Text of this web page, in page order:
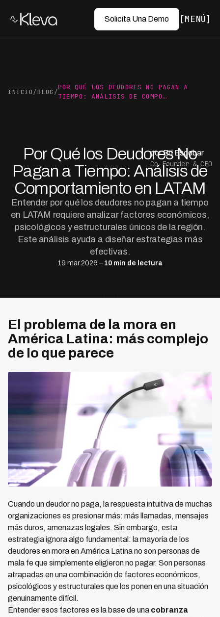
Solicita Una Demo MENÚ
INICIO/BLOG /
POR QUÉ LOS DEUDORES NO PAGAN A
TIEMPO: ANÁLISIS DE COMPO…
Por Qué los Deudores No
Pagan a Tiempo: Análisis de
Comportamiento en LATAM
Entender por qué los deudores no pagan a tiempo
en LATAM requiere analizar factores económicos,
psicológicos y estructurales únicos de la región.
Este análisis ayuda a diseñar estrategias más
efectivas.
19 mar 2026 – 10 min de lectura
por Ed Escobar
Co-Founder & CEO
El problema de la mora en
América Latina: más complejo
de lo que parece
Cuando un deudor no paga, la respuesta intuitiva de muchas
organizaciones es presionar más: más llamadas, mensajes
más duros, amenazas legales. Sin embargo, esta
estrategia ignora algo fundamental: la mayoría de los
deudores en mora en América Latina no son personas de
mala fe que simplemente eligieron no pagar. Son personas
atrapadas en una combinación de factores económicos,
psicológicos y estructurales que los ponen en una situación
genuinamente difícil.
Entender esos factores es la base de una cobranza